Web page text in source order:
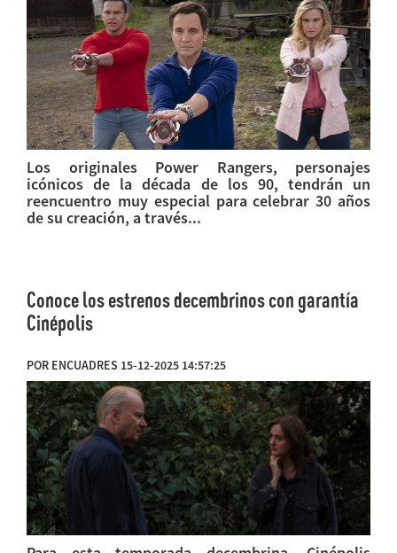
Los originales Power Rangers, personajes
icónicos de la década de los 90, tendrán un
reencuentro muy especial para celebrar 30 años
de su creación, a través...
Conoce los estrenos decembrinos con garantía
Cinépolis
POR ENCUADRES 15-12-2025 14:57:25